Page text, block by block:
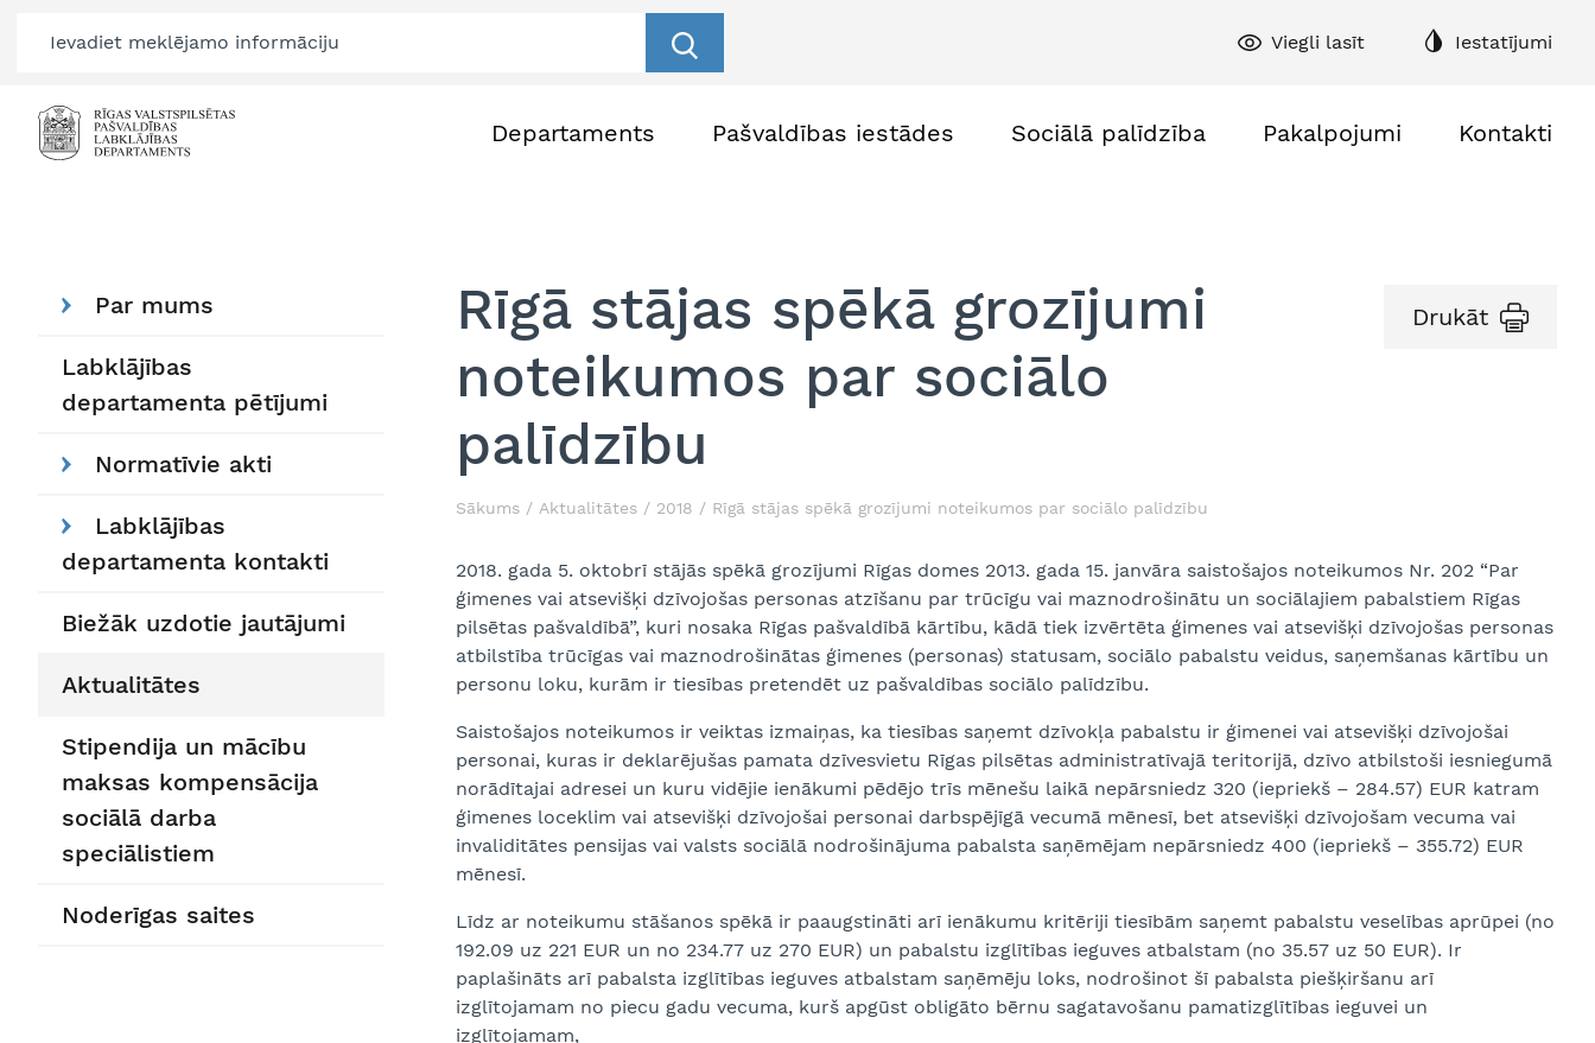
Viegli lasīt Iestatījumi
Departaments Pašvaldības iestādes Sociālā palīdzība Pakalpojumi Kontakti
Par mums
Labklājības
departamenta pētījumi
Normatīvie akti
Labklājības
departamenta kontakti
Biežāk uzdotie jautājumi
Aktualitātes
Stipendija un mācību
maksas kompensācija
sociālā darba
speciālistiem
Noderīgas saites
Rīgā stājas spēkā grozījumi
noteikumos par sociālo
palīdzību
Drukāt
Sākums Aktualitātes 2018 Rīgā stājas spēkā grozījumi noteikumos par sociālo palīdzību
2018. gada 5. oktobrī stājās spēkā grozījumi Rīgas domes 2013. gada 15. janvāra saistošajos noteikumos Nr. 202 “Par
ģimenes vai atsevišķi dzīvojošas personas atzīšanu par trūcīgu vai maznodrošinātu un sociālajiem pabalstiem Rīgas
pilsētas pašvaldībā”, kuri nosaka Rīgas pašvaldībā kārtību, kādā tiek izvērtēta ģimenes vai atsevišķi dzīvojošas personas
atbilstība trūcīgas vai maznodrošinātas ģimenes (personas) statusam, sociālo pabalstu veidus, saņemšanas kārtību un
personu loku, kurām ir tiesības pretendēt uz pašvaldības sociālo palīdzību.
Saistošajos noteikumos ir veiktas izmaiņas, ka tiesības saņemt dzīvokļa pabalstu ir ģimenei vai atsevišķi dzīvojošai
personai, kuras ir deklarējušas pamata dzīvesvietu Rīgas pilsētas administratīvajā teritorijā, dzīvo atbilstoši iesniegumā
norādītajai adresei un kuru vidējie ienākumi pēdējo trīs mēnešu laikā nepārsniedz 320 (iepriekš – 284.57) EUR katram
ģimenes loceklim vai atsevišķi dzīvojošai personai darbspējīgā vecumā mēnesī, bet atsevišķi dzīvojošam vecuma vai
invaliditātes pensijas vai valsts sociālā nodrošinājuma pabalsta saņēmējam nepārsniedz 400 (iepriekš – 355.72) EUR
mēnesī.
Līdz ar noteikumu stāšanos spēkā ir paaugstināti arī ienākumu kritēriji tiesībām saņemt pabalstu veselības aprūpei (no
192.09 uz 221 EUR un no 234.77 uz 270 EUR) un pabalstu izglītības ieguves atbalstam (no 35.57 uz 50 EUR). Ir
paplašināts arī pabalsta izglītības ieguves atbalstam saņēmēju loks, nodrošinot šī pabalsta piešķiršanu arī
izglītojamam no piecu gadu vecuma, kurš apgūst obligāto bērnu sagatavošanu pamatizglītības ieguvei un
izglītojamam,